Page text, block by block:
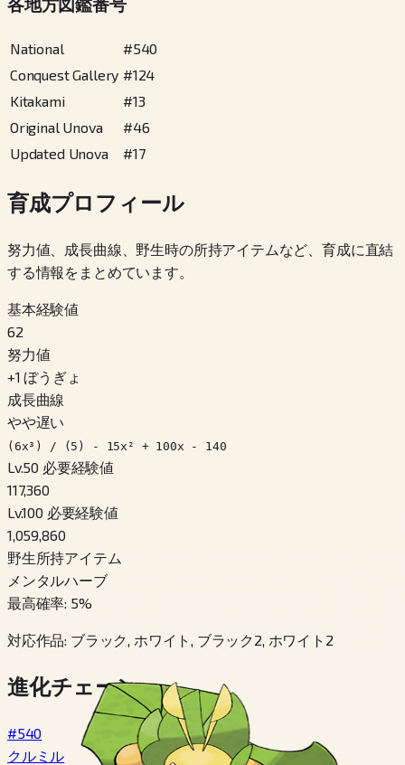
各地方図鑑番号
National #540
Conquest Gallery #124
Kitakami
#13
Original Unova
#46
Updated Unova
#17
育成プロフィール
努力値、成長曲線、野生時の所持アイテムなど、育成に直結
する情報をまとめています。
基本経験値
62
努力値
+1 ぼうぎょ
成長曲線
やや遅い
(6x³) / (5) - 15x² + 100x - 140
Lv.50 必要経験値
117,360
Lv.100 必要経験値
1,059,860
野生所持アイテム
メンタルハーブ
最高確率: 5%
対応作品: ブラック, ホワイト, ブラック2, ホワイト2
進化チェーン
#540
クルミル